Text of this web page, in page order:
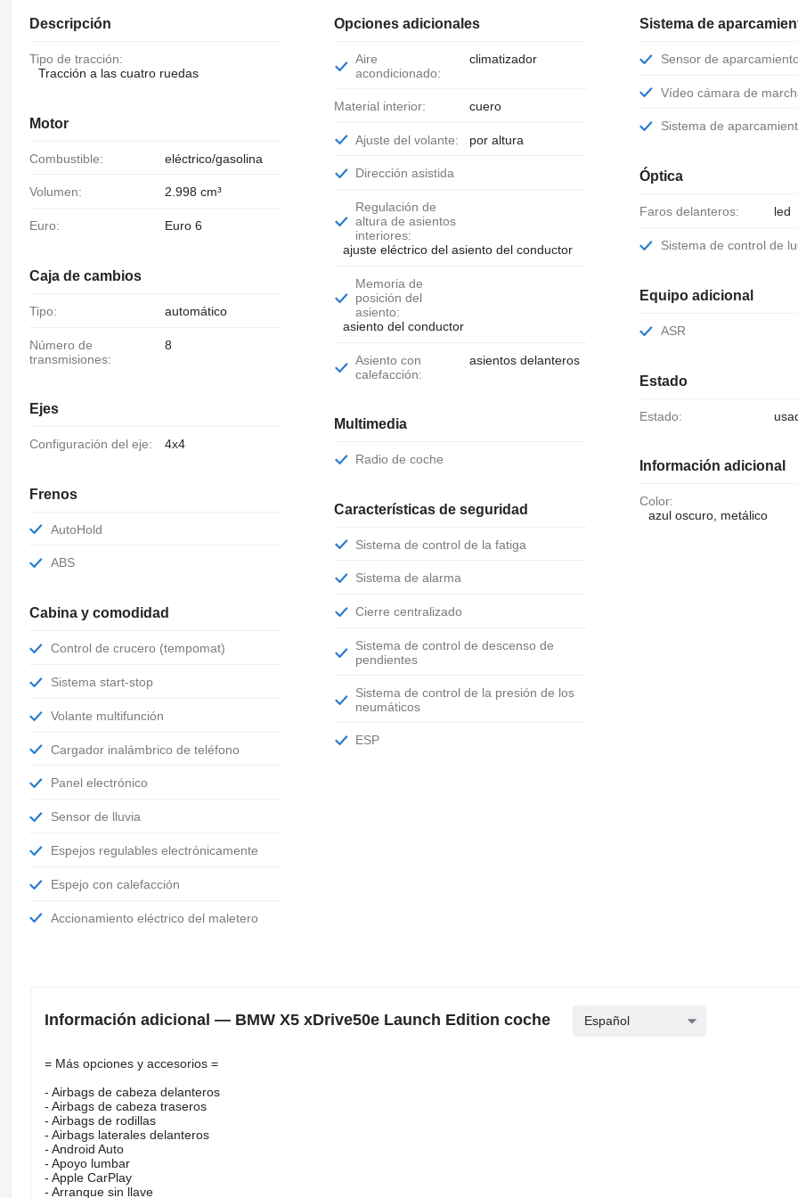
Descripción
Tipo de tracción:
Tracción a las cuatro ruedas
Motor
Combustible: eléctrico/gasolina
Volumen: 2.998 cm³
Euro: Euro 6
Caja de cambios
Tipo: automático
Número de
transmisiones:
8
Ejes
Configuración del eje: 4x4
Frenos
AutoHold
ABS
Cabina y comodidad
Control de crucero (tempomat)
Sistema start-stop
Volante multifunción
Cargador inalámbrico de teléfono
Panel electrónico
Sensor de lluvia
Espejos regulables electrónicamente
Espejo con calefacción
Accionamiento eléctrico del maletero
Opciones adicionales
Aire
acondicionado:
climatizador
Material interior: cuero
Ajuste del volante: por altura
Dirección asistida
Regulación de
altura de asientos
interiores:
ajuste eléctrico del asiento del conductor
Memoria de
posición del
asiento:
asiento del conductor
Asiento con
calefacción:
asientos delanteros
Multimedia
Radio de coche
Características de seguridad
Sistema de control de la fatiga
Sistema de alarma
Cierre centralizado
Sistema de control de descenso de
pendientes
Sistema de control de la presión de los
neumáticos
ESP
Sistema de
Sensor de
Vídeo cámara de
Sistema de
Óptica
Faros delanteros: led
Sistema de control de
Equipo adicional
ASR
Estado
Estado:
Información adicional
Color:
azul oscuro, metálico
Información adicional — BMW X5 xDrive50e Launch Edition coche Español
= Más opciones y accesorios =
- Airbags de cabeza delanteros
- Airbags de cabeza traseros
- Airbags de rodillas
- Airbags laterales delanteros
- Android Auto
- Apoyo lumbar
- Apple CarPlay
- Arranque sin llave